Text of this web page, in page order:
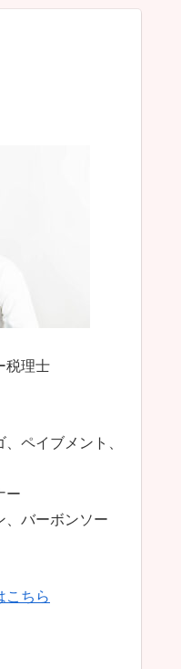
税理士
ペイブメント、
ー
、バーボンソー
こちら